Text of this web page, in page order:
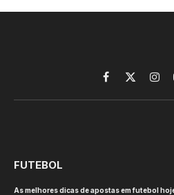
Facebook
X
(Twitter)
FUTEBOL
As melhores dicas de apostas em futebol